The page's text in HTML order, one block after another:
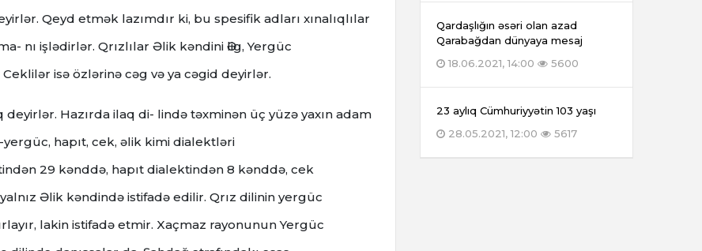
Qeyd etmək lazımdır ki, bu spesifik adları xınalıqlılar
nı işlədirlər. Qrızlılar Əlik kəndini Әlig, Yergüc
isə özlərinə cəg və ya cəgid deyirlər.
Hazırda ilaq di- lində təxminən üç yüzə yaxın adam
yergüc, hapıt, cek, əlik kimi dialektləri
29 kənddə, hapıt dialektindən 8 kənddə, cek
Əlik kəndində istifadə edilir. Qrız dilinin yergüc
lakin istifadə etmir. Xaçmaz rayonunun Yergüc
Qardaşlığın əsəri olan azad
Qarabağdan dünyaya mesaj
18.06.2021, 14:00
5600
23 aylıq Cümhuriyyətin 103 yaşı
28.05.2021, 12:00
5617